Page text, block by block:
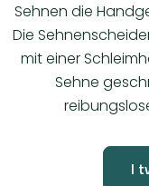
Sehnen die
Die
mit einer
Sehne
I